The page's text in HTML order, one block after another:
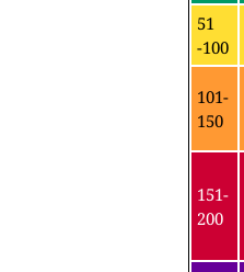
51
-100
101-
150
151-
200